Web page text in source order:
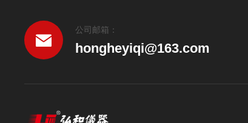
公司邮箱：
hongheyiqi@163.com